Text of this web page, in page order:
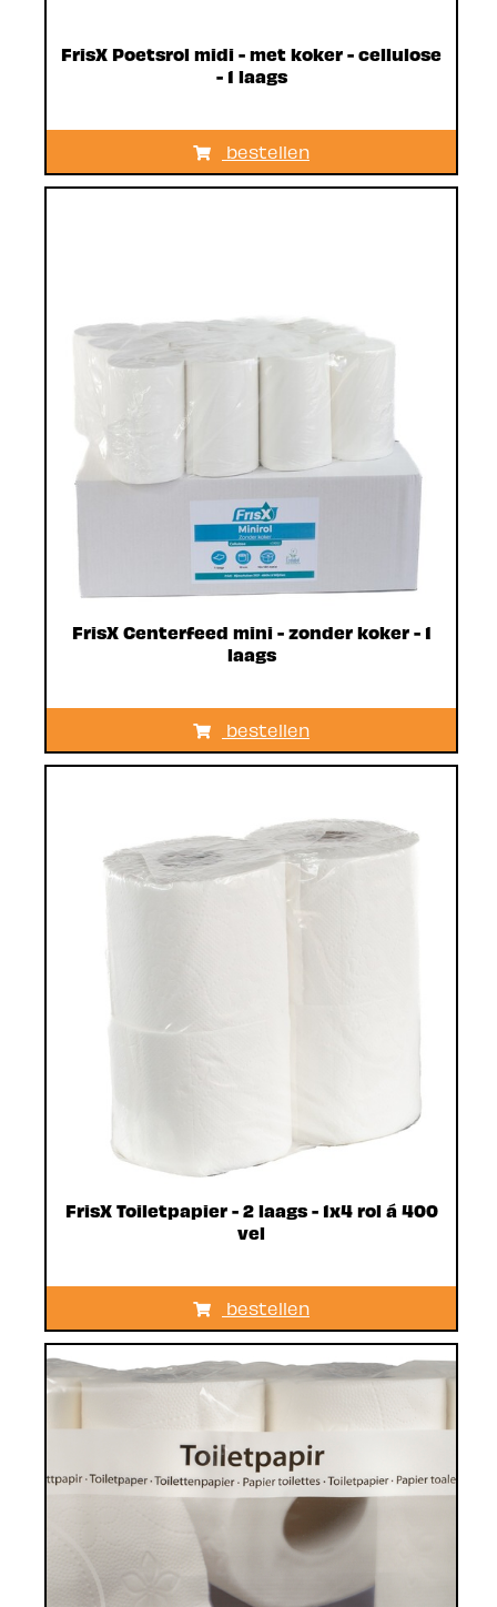
FrisX Poetsrol midi - met koker - cellulose
- 1 laags
bestellen
FrisX Centerfeed mini - zonder koker - 1
laags
bestellen
FrisX Toiletpapier - 2 laags - 1x4 rol á 400
vel
bestellen